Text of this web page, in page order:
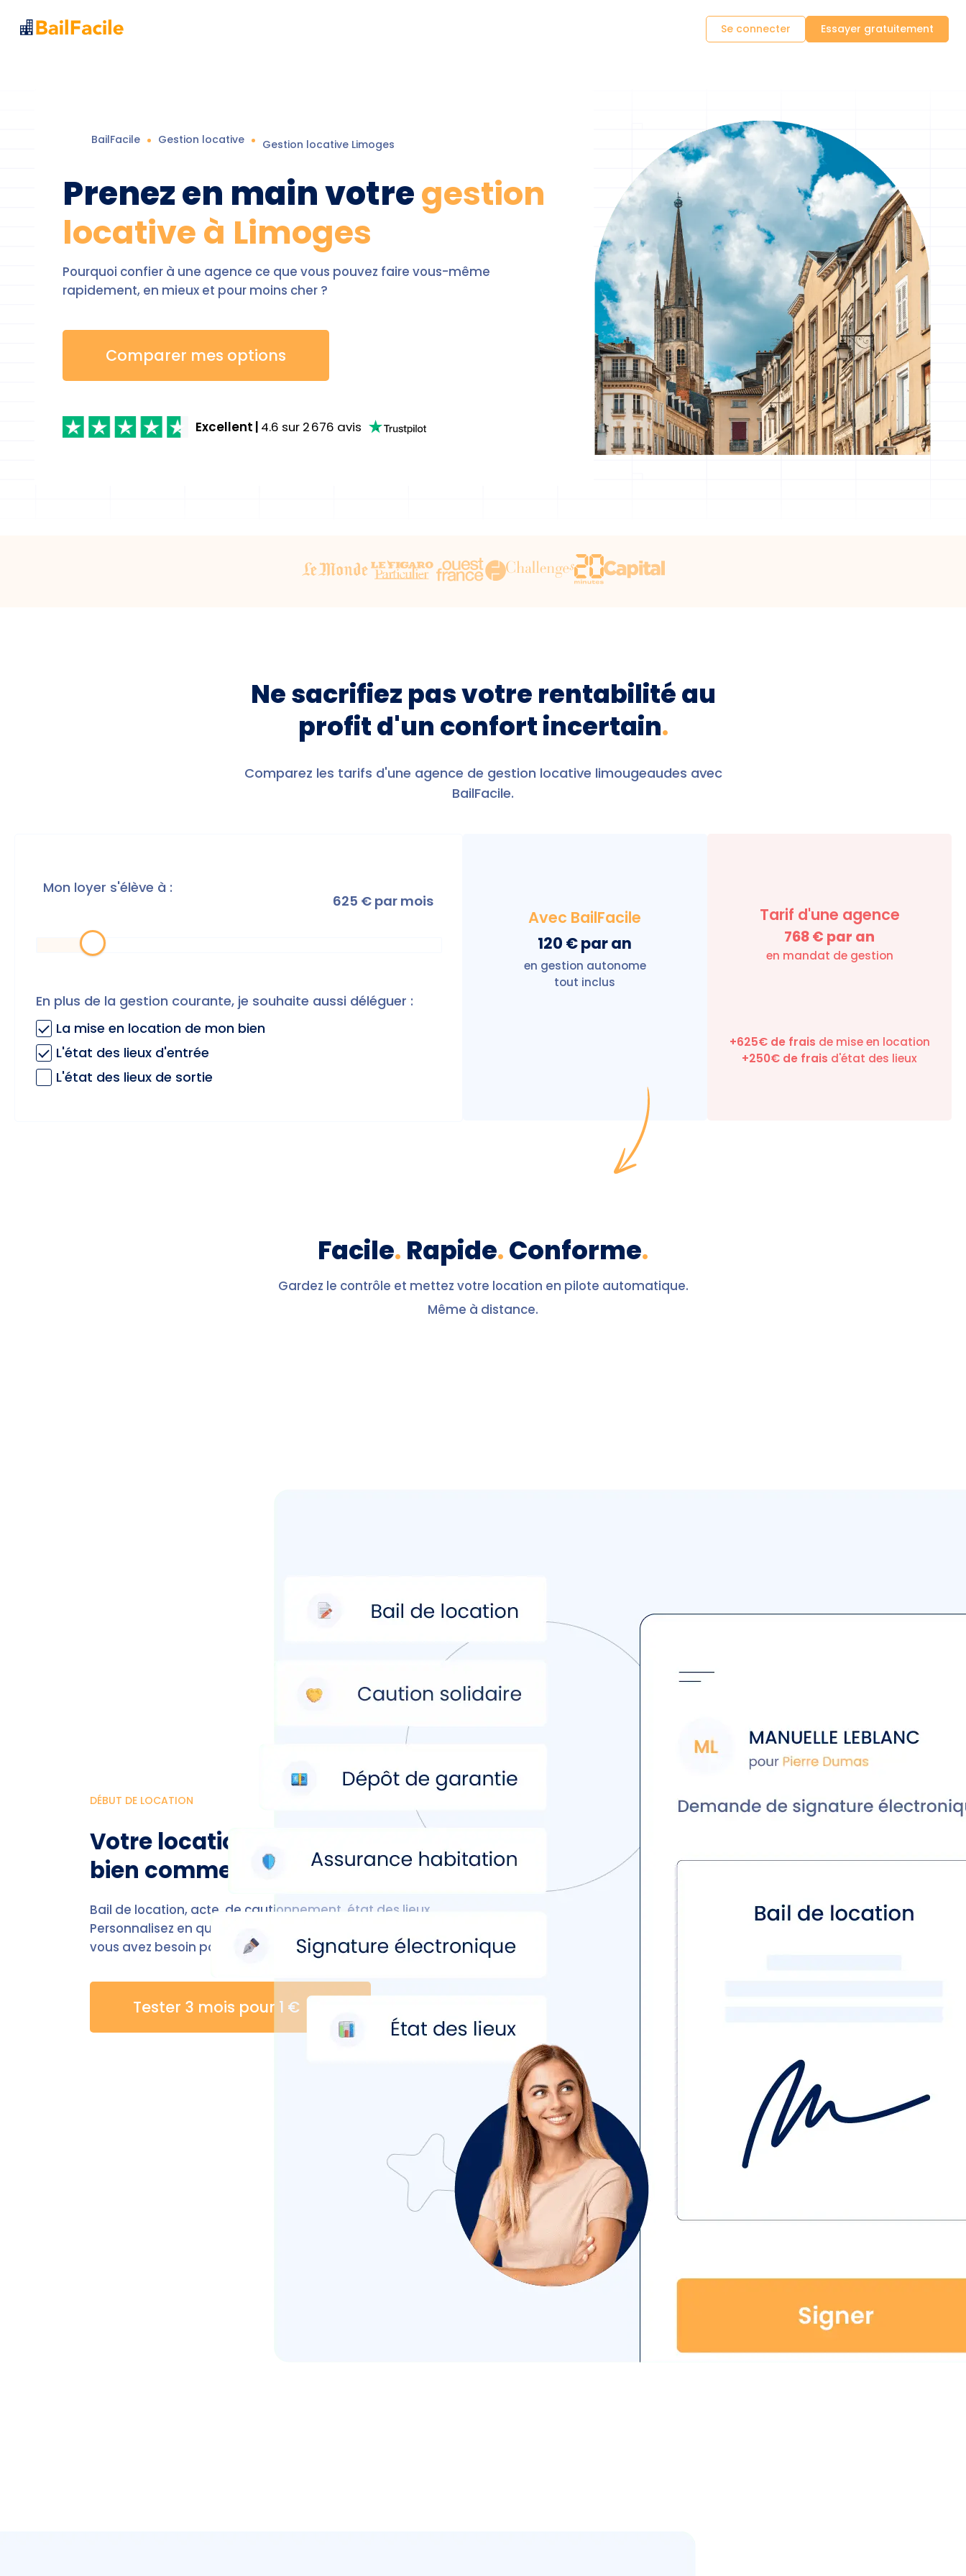
Se connecter Essayer gratuitement
BailFacile Gestion locative Gestion locative Limoges
Prenez en main votregestion
locative à Limoges
Pourquoi confier à une agence ce que vous pouvez faire vous-même
rapidement, en mieux et pour moins cher ?
Comparer mes options
Excellent | 4.6 sur 2 676 avis
Ne sacrifiez pas votre rentabilité au
profit d'un confort incertain.
Comparez les tarifs d'une agence de gestion locative limougeaudes avec
BailFacile.
Mon loyer s'élève à :
625 € par mois
En plus de la gestion courante, je souhaite aussi déléguer :
La mise en location de mon bien
L'état des lieux d'entrée
L'état des lieux de sortie
Tarif d'une agence
768€ par an
en mandat de gestion
+625€ de frais de mise en location
+250€ de frais d'état des lieux
Avec BailFacile
120 € par an
en gestion autonome
tout inclus
Facile. Rapide.Conforme.
Gardez le contrôle et mettez votre location en pilote automatique.
Même à distance.
DÉBUT DE LOCATION
Votre location n'a jamais aussi
bien commencé
Bail de location, acte, de cautionnement, état des lieux...
Personnalisez en quelques clics tous les documents dont
vous avez besoin pour commencer la location rapidement.
Tester 3 mois pour 1 €